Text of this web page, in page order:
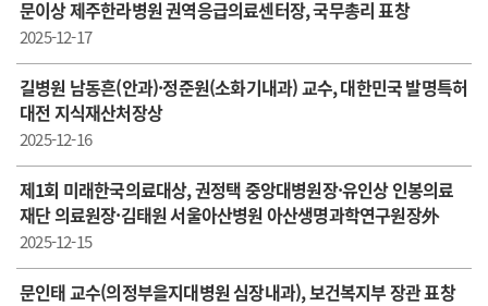
문이상 제주한라병원 권역응급의료센터장, 국무총리 표창
2025-12-17
길병원 남동흔(안과)·정준원(소화기내과) 교수, 대한민국 발명특허
대전 지식재산처장상
2025-12-16
제1회 미래한국의료대상, 권정택 중앙대병원장·유인상 인봉의료
재단 의료원장·김태원 서울아산병원 아산생명과학연구원장外
2025-12-15
문인태 교수( 의정부을지대병원 심장내과), 보건복지부 장관 표창